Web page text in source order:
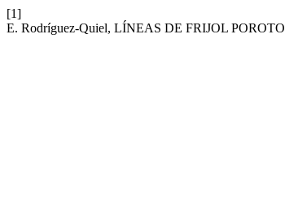
[1]
E. Rodríguez-Quiel, LÍNEAS DE FRIJOL